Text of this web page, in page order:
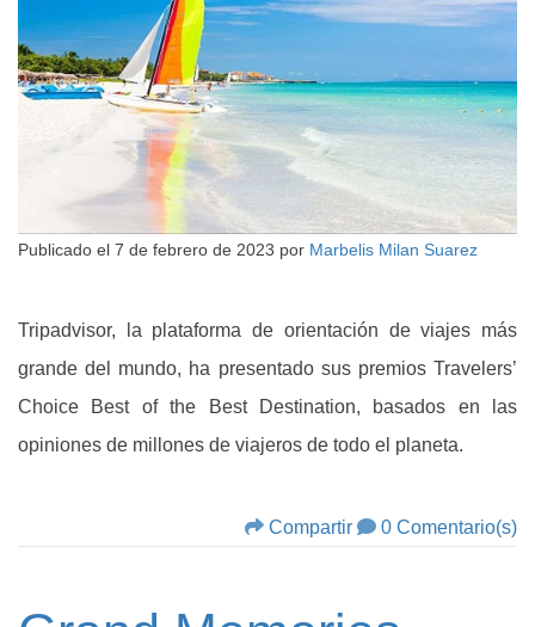
Publicado el 7 de febrero de 2023 por Marbelis Milan Suarez
Tripadvisor, la plataforma de orientación de viajes más
grande del mundo, ha presentado sus premios Travelers’
Choice Best of the Best Destination, basados en las
opiniones de millones de viajeros de todo el planeta.
Compartir 0 Comentario(s)